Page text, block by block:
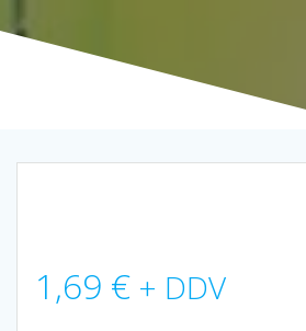
1,69 € + DDV